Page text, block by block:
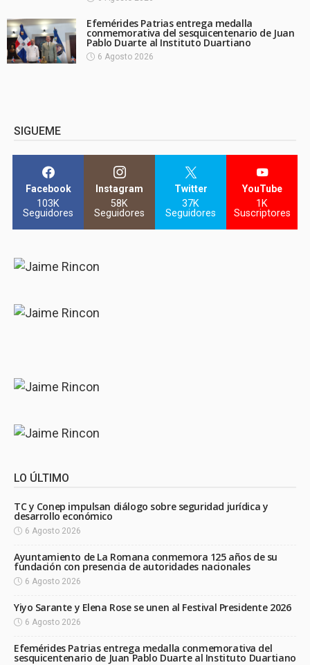
Efemérides Patrias entrega medalla
conmemorativa del sesquicentenario de Juan
Pablo Duarte al Instituto Duartiano
6 Agosto 2026
SIGUEME
Facebook
103K
Seguidores
Instagram
58K
Seguidores
Twitter
37K
Seguidores
YouTube
1K
Suscriptores
LO ÚLTIMO
TC y Conep impulsan diálogo sobre seguridad jurídica y
desarrollo económico
6 Agosto 2026
Ayuntamiento de La Romana conmemora 125 años de su
fundación con presencia de autoridades nacionales
6 Agosto 2026
Yiyo Sarante y Elena Rose se unen al Festival Presidente 2026
6 Agosto 2026
Efemérides Patrias entrega medalla conmemorativa del
sesquicentenario de Juan Pablo Duarte al Instituto Duartiano